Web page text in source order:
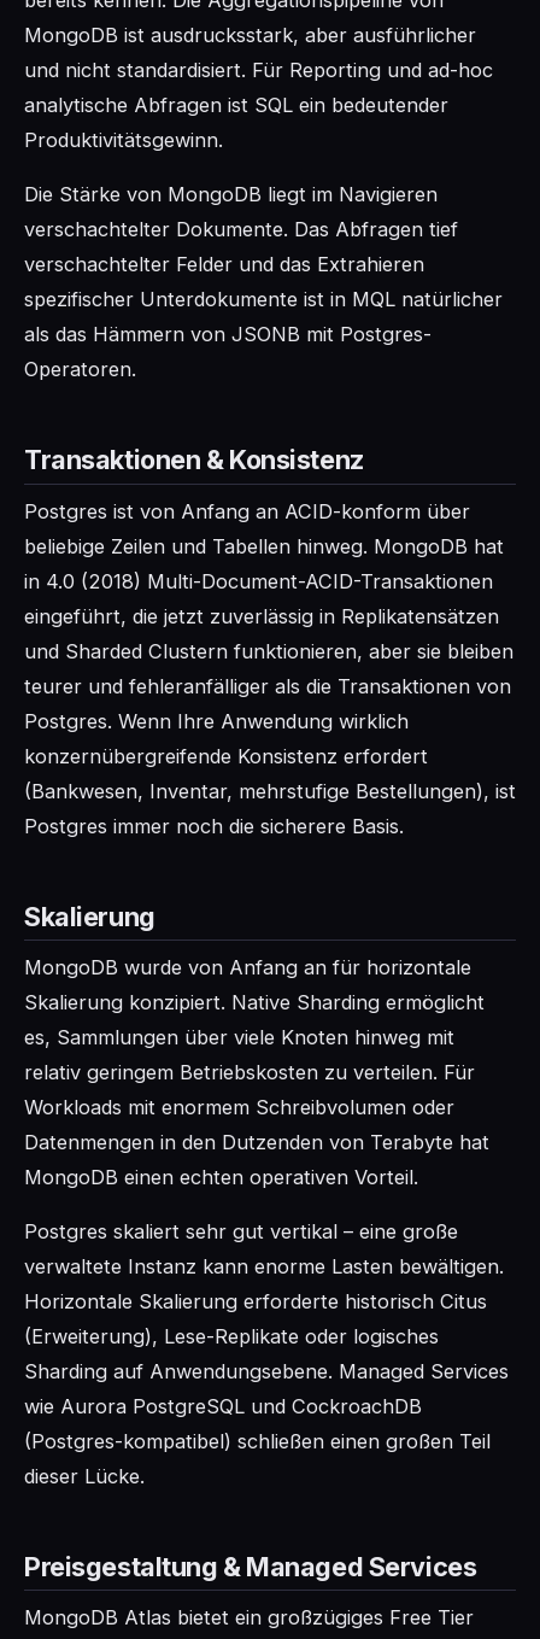
MongoDB ist ausdrucksstark, aber ausführlicher
und nicht standardisiert. Für Reporting und ad-hoc
analytische Abfragen ist SQL ein bedeutender
Produktivitätsgewinn.
Die Stärke von MongoDB liegt im Navigieren
verschachtelter Dokumente. Das Abfragen tief
verschachtelter Felder und das Extrahieren
spezifischer Unterdokumente ist in MQL natürlicher
als das Hämmern von JSONB mit Postgres-
Operatoren.
Transaktionen & Konsistenz
Postgres ist von Anfang an ACID-konform über
beliebige Zeilen und Tabellen hinweg. MongoDB hat
in 4.0 (2018) Multi-Document-ACID-Transaktionen
eingeführt, die jetzt zuverlässig in Replikatensätzen
und Sharded Clustern funktionieren, aber sie bleiben
teurer und fehleranfälliger als die Transaktionen von
Postgres. Wenn Ihre Anwendung wirklich
konzernübergreifende Konsistenz erfordert
(Bankwesen, Inventar, mehrstufige Bestellungen), ist
Postgres immer noch die sicherere Basis.
Skalierung
MongoDB wurde von Anfang an für horizontale
Skalierung konzipiert. Native Sharding ermöglicht
es, Sammlungen über viele Knoten hinweg mit
relativ geringem Betriebskosten zu verteilen. Für
Workloads mit enormem Schreibvolumen oder
Datenmengen in den Dutzenden von Terabyte hat
MongoDB einen echten operativen Vorteil.
Postgres skaliert sehr gut vertikal – eine große
verwaltete Instanz kann enorme Lasten bewältigen.
Horizontale Skalierung erforderte historisch Citus
(Erweiterung), Lese-Replikate oder logisches
Sharding auf Anwendungsebene. Managed Services
wie Aurora PostgreSQL und CockroachDB
(Postgres-kompatibel) schließen einen großen Teil
dieser Lücke.
Preisgestaltung & Managed Services
MongoDB Atlas bietet ein großzügiges Free Tier